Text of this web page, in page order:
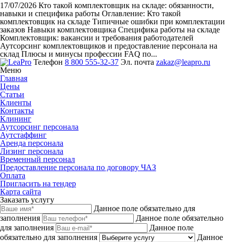
17/07/2026 Кто такой комплектовщик на складе: обязанности,
навыки и специфика работы Оглавление: Кто такой
комплектовщик на складе Типичные ошибки при комплектации
заказов Навыки комплектовщика Специфика работы на складе
Комплектовщик: вакансии и требования работодателей
Аутсорсинг комплектовщиков и предоставление персонала на
склад Плюсы и минусы профессии FAQ по...
Телефон 8 800 555-32-37 Эл. почта zakaz@leapro.ru
Меню
Главная
Цены
Статьи
Клиенты
Контакты
Клининг
Аутсорсинг персонала
Аутстаффинг
Аренда персонала
Лизинг персонала
Временный персонал
Предоставление персонала по договору ЧАЗ
Оплата
Пригласить на тендер
Карта сайта
Заказать услугу
Данное поле обязательно для
заполнения
Данное поле обязательно
для заполнения
Данное поле
обязательно для заполнения
Данное